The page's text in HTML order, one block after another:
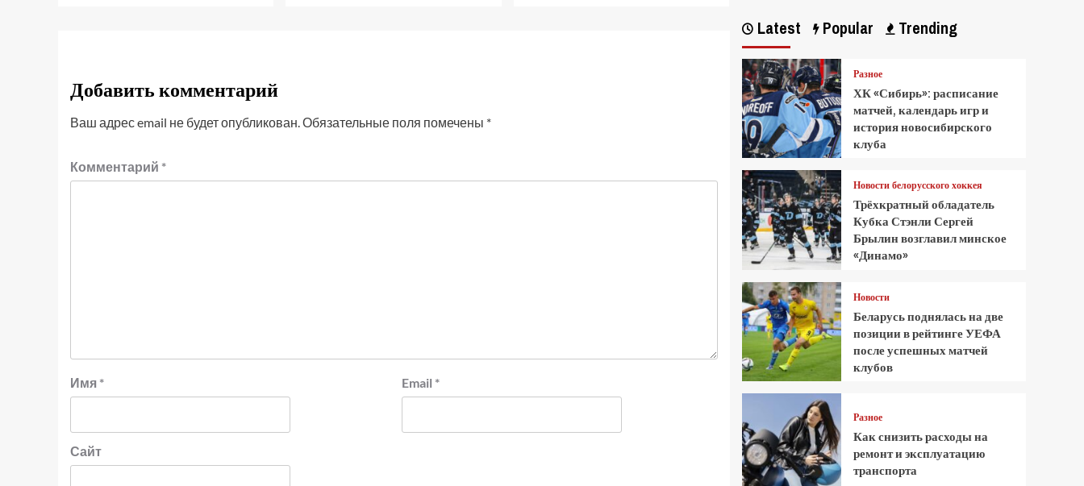
Добавить комментарий
Ваш адрес email не будет опубликован.Обязательные поля помечены *
Комментарий *
Имя * Email *
Сайт
Latest Popular Trending
Разное
ХК «Сибирь»: расписание
матчей, календарь игр и
история новосибирского
клуба
Новости белорусского хоккея
Трёхкратный обладатель
Кубка Стэнли Сергей
Брылин возглавил минское
«Динамо»
Новости
Беларусь поднялась на две
позиции в рейтинге УЕФА
после успешных матчей
клубов
Разное
Как снизить расходы на
ремонт и эксплуатацию
транспорта